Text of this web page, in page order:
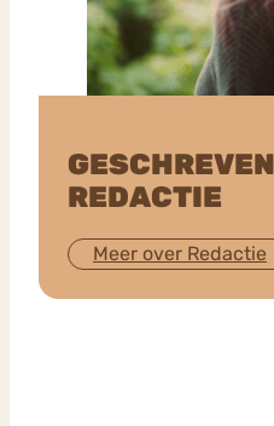
REDACTIE
Meer over Redactie